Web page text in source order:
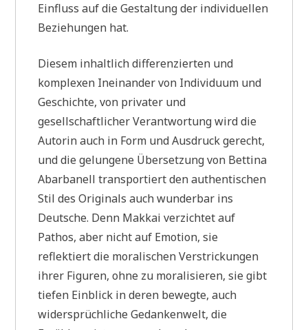
Einfluss auf die Gestaltung der individuellen
Beziehungen hat.
Diesem inhaltlich differenzierten und
komplexen Ineinander von Individuum und
Geschichte, von privater und
gesellschaftlicher Verantwortung wird die
Autorin auch in Form und Ausdruck gerecht,
und die gelungene Übersetzung von Bettina
Abarbanell transportiert den authentischen
Stil des Originals auch wunderbar ins
Deutsche. Denn Makkai verzichtet auf
Pathos, aber nicht auf Emotion, sie
reflektiert die moralischen Verstrickungen
ihrer Figuren, ohne zu moralisieren, sie gibt
tiefen Einblick in deren bewegte, auch
widersprüchliche Gedankenwelt, die